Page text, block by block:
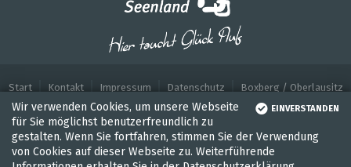
EINVERSTANDEN
Wir verwenden Cookies, um unsere Webseite
für Sie möglichst benutzerfreundlich zu
gestalten. Wenn Sie fortfahren, stimmen Sie der Verwendung
von Cookies auf dieser Webseite zu. Weiterführende
Start Kontakt Impressum Datenschutz Boxberg / Oberlausitz